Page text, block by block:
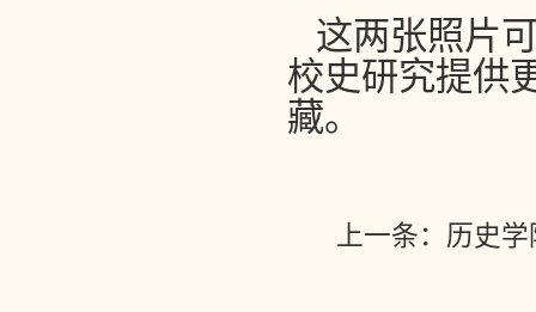
这两张照片
校史研究提供
藏。
上一条： 历史